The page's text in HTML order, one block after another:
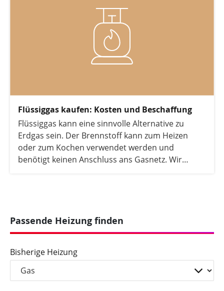
Flüssiggas kaufen: Kosten und Beschaffung
Flüssiggas kann eine sinnvolle Alternative zu
Erdgas sein. Der Brennstoff kann zum Heizen
oder zum Kochen verwendet werden und
benötigt keinen Anschluss ans Gasnetz. Wir
Passende Heizung finden
Bisherige Heizung